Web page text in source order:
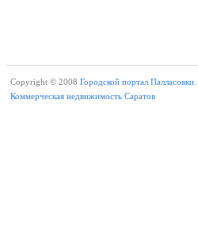
Copyright © 2008 Городской портал Палласовки.
Коммерческая недвижимость Саратов